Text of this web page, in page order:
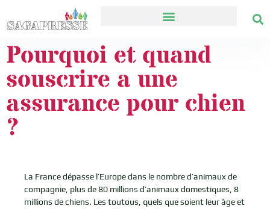
Pourquoi et quand
souscrire a une
assurance pour chien
?
La France dépasse l’Europe dans le nombre d’animaux de
compagnie, plus de 80 millions d’animaux domestiques, 8
millions de chiens. Les toutous, quels que soient leur âge et